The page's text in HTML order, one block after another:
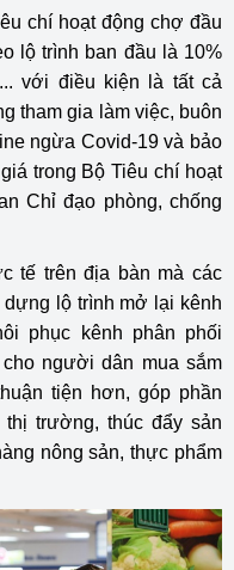
chí hoạt động chợ đầu
lộ trình ban đầu là 10%
với điều kiện là tất cả
tham gia làm việc, buôn
ngừa Covid-19 và bảo
trong Bộ Tiêu chí hoạt
Chỉ đạo phòng, chống
tế trên địa bàn mà các
lộ trình mở lại kênh
phục kênh phân phối
người dân mua sắm
tiện hơn, góp phần
trường, thúc đẩy sản
nông sản, thực phẩm